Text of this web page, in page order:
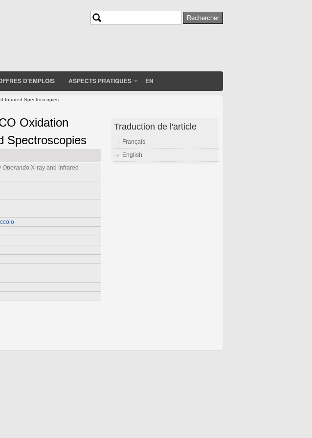
Rechercher
D'EMPLOIS ASPECTS PRATIQUES EN
Infrared Spectroscopies
Oxidation
Spectroscopies
Operando X-ray and Infrared
Traduction de l'article
Français
English